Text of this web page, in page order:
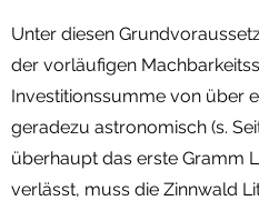
Unter diesen
der vorläufigen
Investitionssumme von über
geradezu astronomisch (s.
überhaupt das erste Gramm
verlässt, muss die Zinnwald